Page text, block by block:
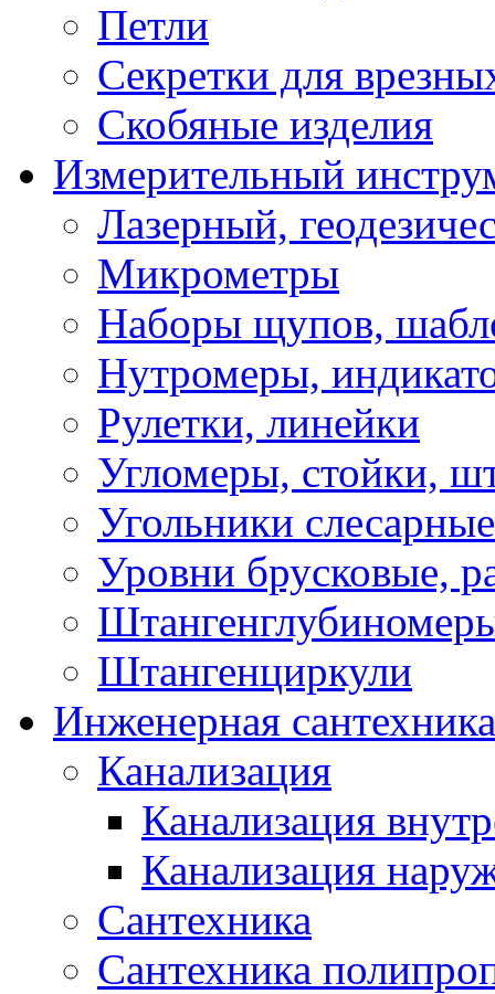
Петли
Секретки для
Скобяные изделия
Измерительный
Лазерный,
Микрометры
Наборы щупов,
Нутромеры,
Рулетки, линейки
Угломеры, стойки,
Угольники слесарные
Уровни брусковые,
Штангенциркули
Инженерная сантехника
Канализация
Канализация
Канализация
Сантехника
Сантехника